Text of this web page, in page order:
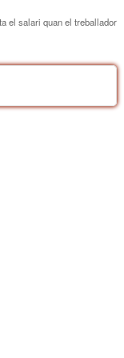
el salari quan el treballador